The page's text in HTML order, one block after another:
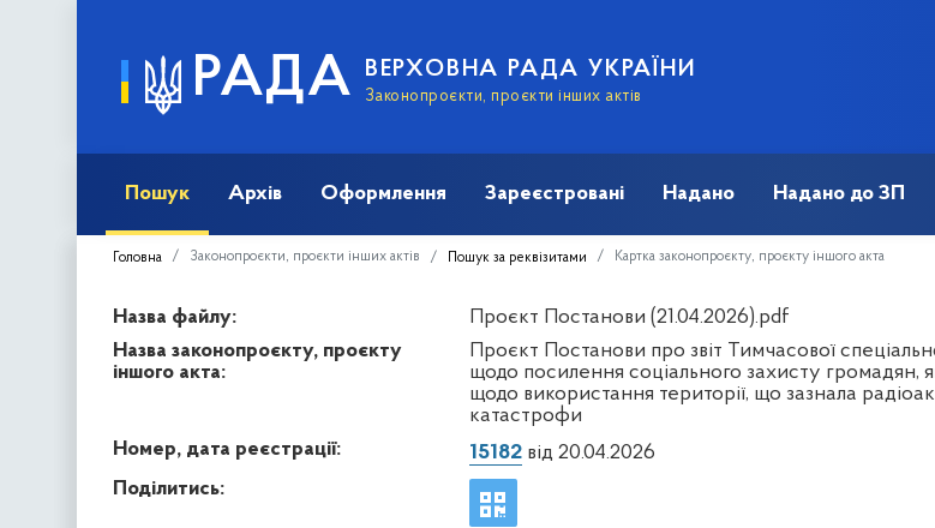
РАДА ВЕРХОВНА РАДА УКРАЇНИ
Законопроєкти, проєкти інших актів
Пошук Архів Оформлення Зареєстровані Надано Надано до ЗП
Головна Законопроєкти, проєкти інших актів Пошук за реквізитами Картка законопроєкту, проєкту іншого акта
Назва файлу:
Проєкт Постанови (21.04.2026).pdf
Назва законопроєкту, проєкту
іншого акта:
Проєкт Постанови про звіт Тимчасової
щодо посилення соціального захисту громадян,
щодо використання території, що зазнала
катастрофи
Номер, дата реєстрації:
15182від 20.04.2026
Поділитись: